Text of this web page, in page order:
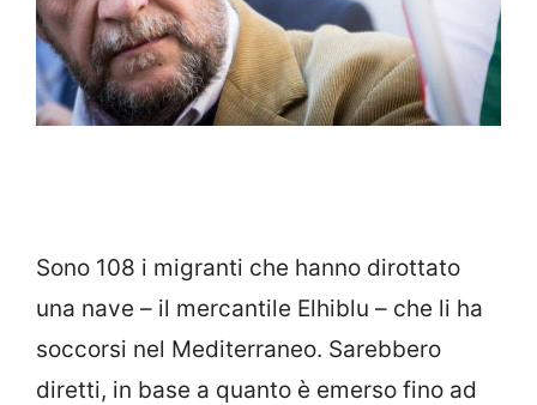
Sono 108 i migranti che hanno dirottato
una nave – il mercantile Elhiblu – che li ha
soccorsi nel Mediterraneo. Sarebbero
diretti, in base a quanto è emerso fino ad